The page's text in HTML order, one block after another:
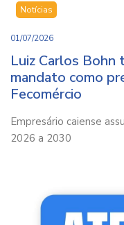
Notícias
01/07/2026
Luiz Carlos Bohn
mandato como
Fecomércio
Empresário caiense
2026 a 2030